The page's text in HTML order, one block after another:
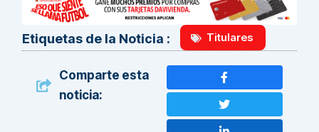
Etiquetas de la Noticia : Titulares
Comparte esta
noticia: